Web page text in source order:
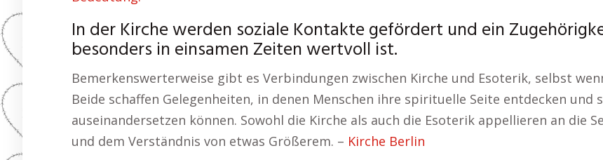
In der Kirche werden soziale Kontakte gefördert und ein
besonders in einsamen Zeiten wertvoll ist.
Bemerkenswerterweise gibt es Verbindungen zwischen Kirche und Esoterik, selbst
Beide schaffen Gelegenheiten, in denen Menschen ihre spirituelle Seite entdecken und
auseinandersetzen können. Sowohl die Kirche als auch die Esoterik appellieren an die
und dem Verständnis von etwas Größerem. – Kirche Berlin